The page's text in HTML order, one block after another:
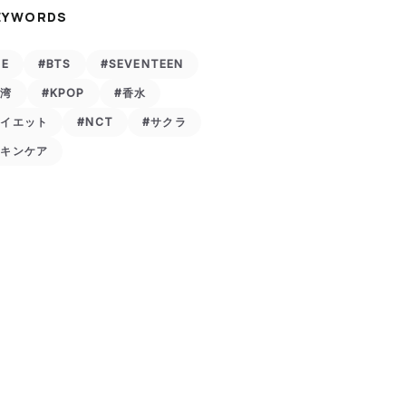
#BTS #SEVENTEEN
#KPOP #香水
エット #NCT #サクラ
ンケア